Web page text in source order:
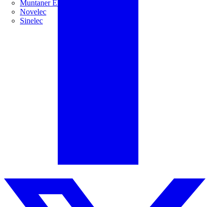
Muntaner Electro
Novelec
Sinelec